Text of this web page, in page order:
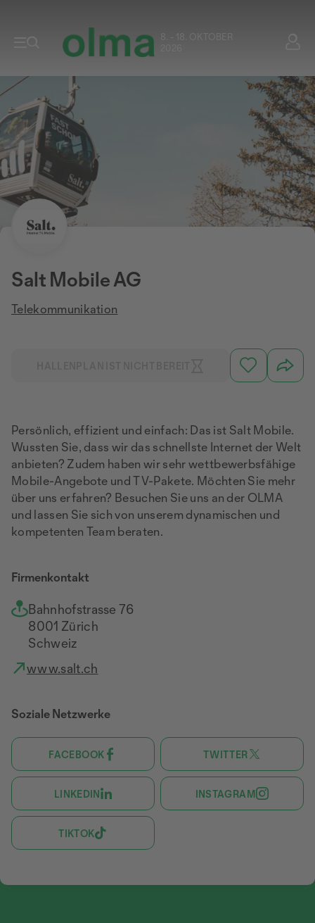
8. - 18. OKTOBER
Salt Mobile AG
Telekommunikation
Persönlich, effizient und einfach: Das ist Salt Mobile.
Wussten Sie, dass wir das schnellste Internet der Welt
anbieten? Zudem haben wir sehr wettbewerbsfähige
Mobile-Angebote und TV-Pakete. Möchten Sie mehr
über uns erfahren? Besuchen Sie uns an der OLMA
und lassen Sie sich von unserem dynamischen und
kompetenten Team beraten.
Firmenkontakt
Bahnhofstrasse 76
8001 Zürich
Schweiz
www.salt.ch
Soziale Netzwerke
FACEBOOK TWITTER
LINKEDIN INSTAGRAM
TIKTOK